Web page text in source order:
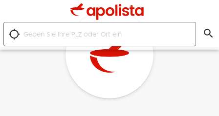
location_searching search